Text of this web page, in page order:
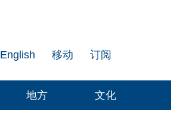
订阅
移动
English
地方 文化